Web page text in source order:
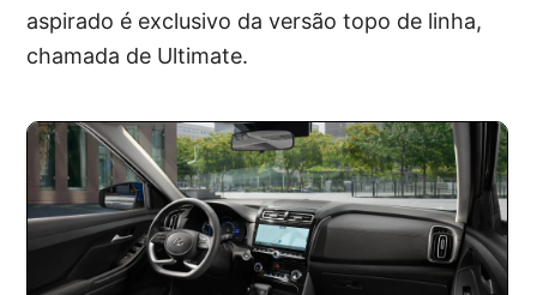
aspirado é exclusivo da versão topo de linha,
chamada de Ultimate.